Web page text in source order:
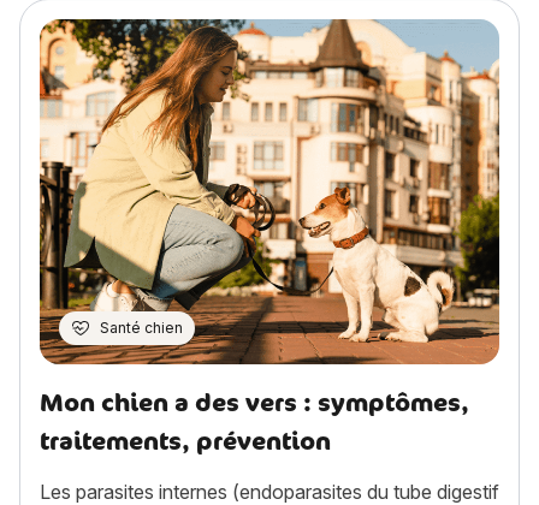
Santé chien
Mon chien a des vers : symptômes,
traitements, prévention
Les parasites internes (endoparasites du tube digestif